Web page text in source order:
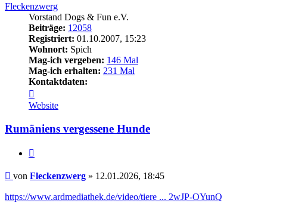
Fleckenzwerg
Vorstand Dogs & Fun e.V.
Beiträge: 12058
Registriert: 01.10.2007, 15:23
Wohnort: Spich
Mag-ich vergeben: 146 Mal
Mag-ich erhalten: 231 Mal
Kontaktdaten:
von
Fleckenzwerg
Website
Rumäniens vergessene Hunde
Beitrag
von Fleckenzwerg » 12.01.2026, 18:45
https://www.ardmediathek.de/video/tiere ... 2wJP-OYunQ